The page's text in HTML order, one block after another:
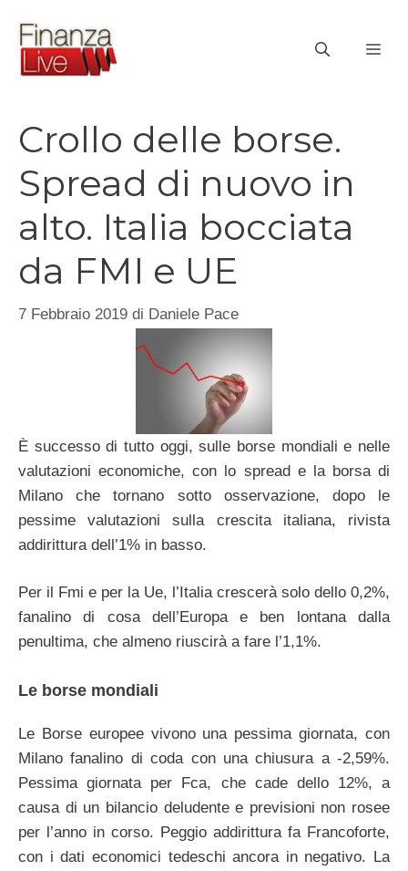
contenuto
Crollo delle borse.
Spread di nuovo in
alto. Italia bocciata
da FMI e UE
7 Febbraio 2019 di Daniele Pace
È successo di tutto oggi, sulle borse mondiali e nelle
valutazioni economiche, con lo spread e la borsa di
Milano che tornano sotto osservazione, dopo le
pessime valutazioni sulla crescita italiana, rivista
addirittura dell’1% in basso.
Per il Fmi e per la Ue, l’Italia crescerà solo dello 0,2%,
fanalino di cosa dell’Europa e ben lontana dalla
penultima, che almeno riuscirà a fare l’1,1%.
Le borse mondiali
Le Borse europee vivono una pessima giornata, con
Milano fanalino di coda con una chiusura a -2,59%.
Pessima giornata per Fca, che cade dello 12%, a
causa di un bilancio deludente e previsioni non rosee
per l’anno in corso. Peggio addirittura fa Francoforte,
con i dati economici tedeschi ancora in negativo. La